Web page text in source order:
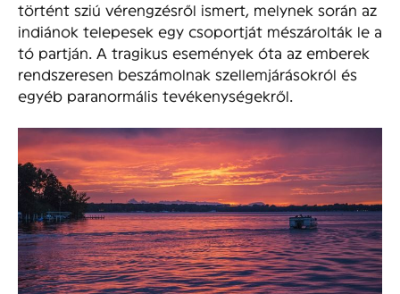
történt sziú vérengzésről ismert, melynek során az
indiánok telepesek egy csoportját mészárolták le a
tó partján. A tragikus események óta az emberek
rendszeresen beszámolnak szellemjárásokról és
egyéb paranormális tevékenységekről.